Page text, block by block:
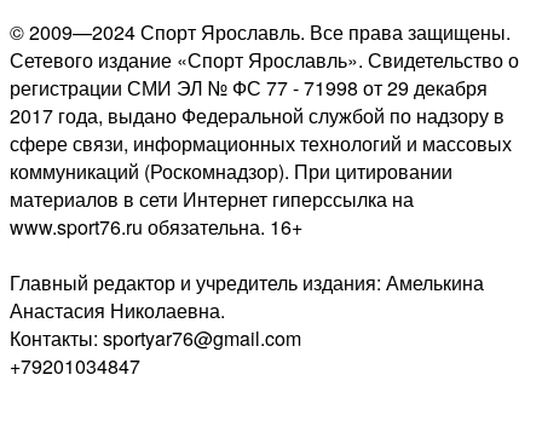
© 2009—2024 Спорт Ярославль. Все права защищены.
Сетевого издание «Спорт Ярославль». Свидетельство о
регистрации СМИ ЭЛ № ФС 77 - 71998 от 29 декабря
2017 года, выдано Федеральной службой по надзору в
сфере связи, информационных технологий и массовых
коммуникаций (Роскомнадзор). При цитировании
материалов в сети Интернет гиперссылка на
www.sport76.ru обязательна. 16+
Главный редактор и учредитель издания: Амелькина
Анастасия Николаевна.
Контакты: sportyar76@gmail.com
+79201034847